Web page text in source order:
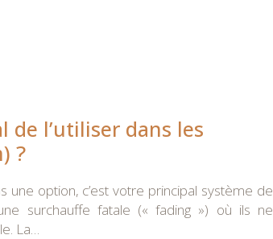
l’utiliser dans les
?
une option, c’est votre principal système de
surchauffe fatale (« fading ») où ils ne
La…